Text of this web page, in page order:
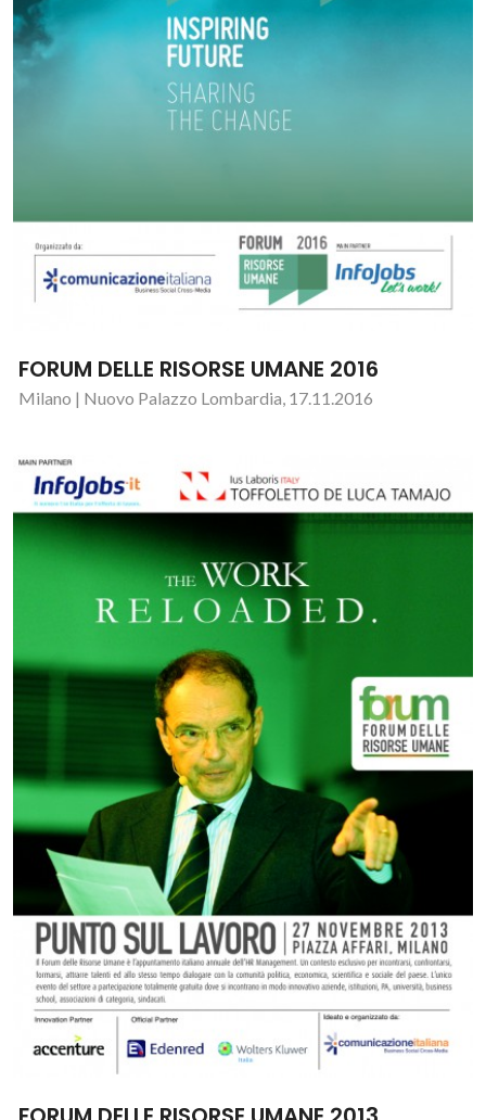
FORUM DELLE RISORSE UMANE 2016
Milano | Nuovo Palazzo Lombardia, 17.11.2016